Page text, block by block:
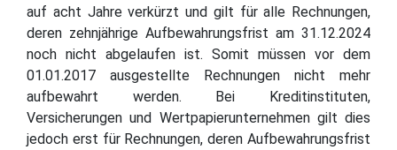
auf acht Jahre verkürzt und gilt für alle Rechnungen,
deren zehnjährige Aufbewahrungsfrist am 31.12.2024
noch nicht abgelaufen ist. Somit müssen vor dem
01.01.2017 ausgestellte Rechnungen nicht mehr
aufbewahrt werden. Bei Kreditinstituten,
Versicherungen und Wertpapierunternehmen gilt dies
jedoch erst für Rechnungen, deren Aufbewahrungsfrist